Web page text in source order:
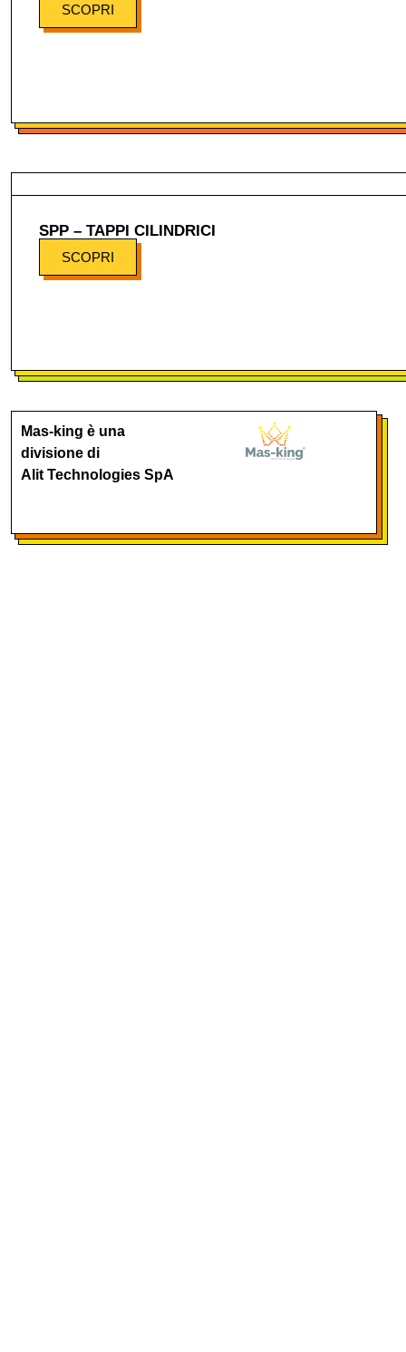
SCOPRI
SPP – TAPPI CILINDRICI
SCOPRI
Mas-king è una
divisione di
Alit Technologies SpA